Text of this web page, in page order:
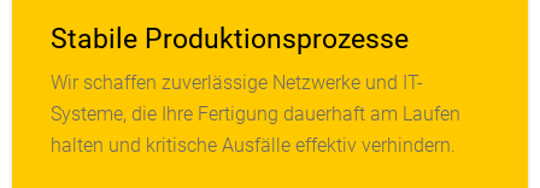
Stabile Produktionsprozesse
Wir schaffen zuverlässige Netzwerke und IT-
Systeme, die Ihre Fertigung dauerhaft am Laufen
halten und kritische Ausfälle effektiv verhindern.
Proaktive Überwachung und regelmäßige Wartung
verhindern Stillstände und sichern eine
kontinuierliche Verfügbarkeit Ihrer Anlagen.